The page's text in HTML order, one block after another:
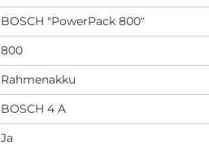
BOSCH "PowerPack 800"
800
Rahmenakku
BOSCH 4 A
Ja